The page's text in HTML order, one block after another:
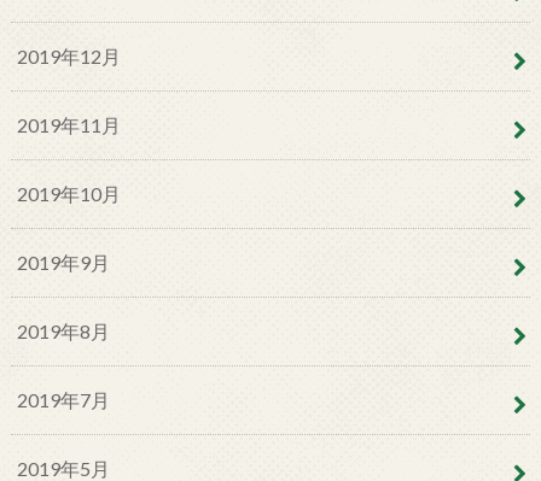
2019年12月
2019年11月
2019年10月
2019年9月
2019年8月
2019年7月
2019年5月